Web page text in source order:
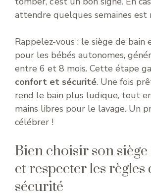
attendre quelques semaines est
Rappelez-vous : le siège de bain
pour les bébés autonomes,
entre 6 et 8 mois. Cette étape
confort et sécurité. Une fois
rend le bain plus ludique, tout
mains libres pour le lavage. Un
célébrer !
Bien choisir son
et respecter les règles
sécurité